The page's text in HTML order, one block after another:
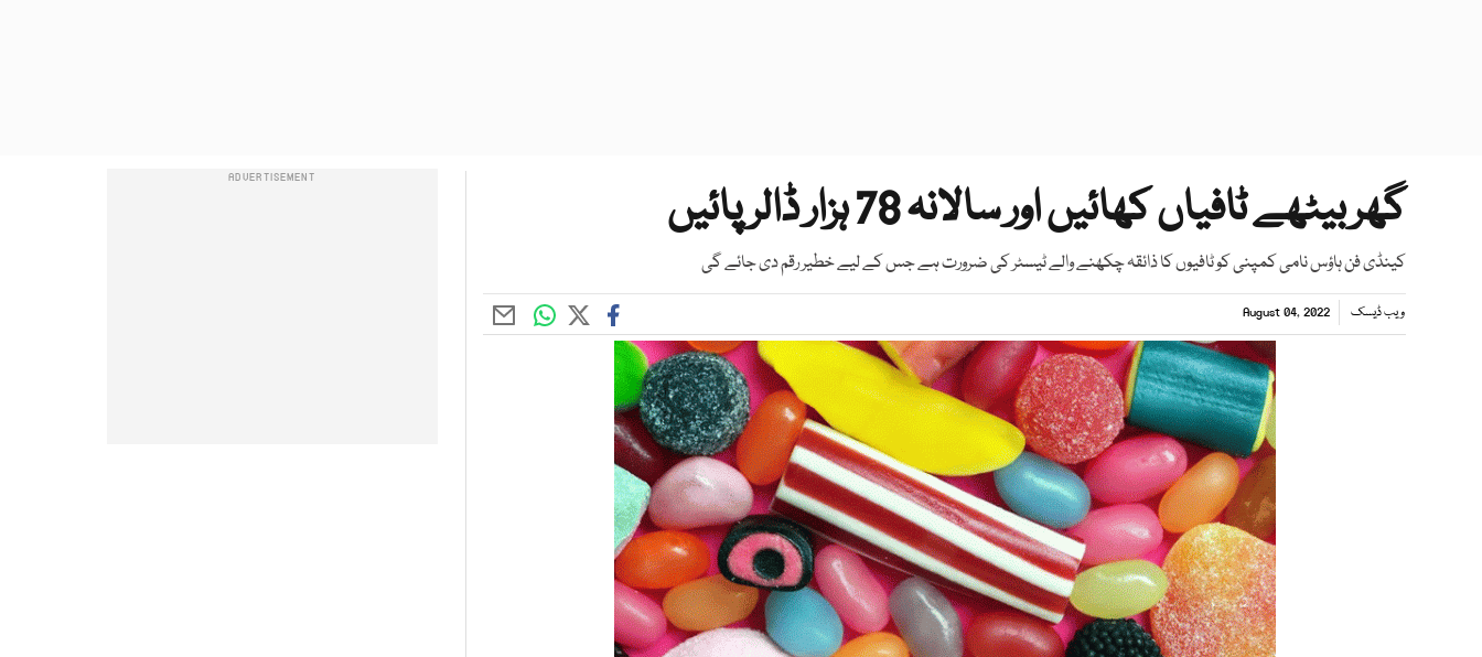
گھربیٹھے ٹافیاں کھائیں اور سالانہ 78 ہزار ڈالر پائیں
کینڈی فن ہاؤس نامی کمپنی کو ٹافیوں کا ذائقہ چکھنے والے ٹیسٹر کی ضرورت ہے جس کے لیے خطیر رقم دی جائے گی
ویب ڈیسک August 04, 2022